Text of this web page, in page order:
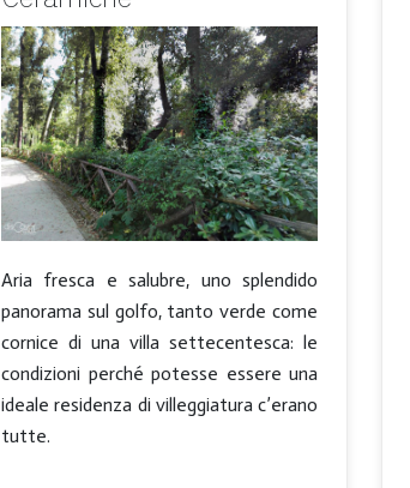
Aria fresca e salubre, uno splendido
panorama sul golfo, tanto verde come
cornice di una villa settecentesca: le
condizioni perché potesse essere una
ideale residenza di villeggiatura c’erano
tutte.